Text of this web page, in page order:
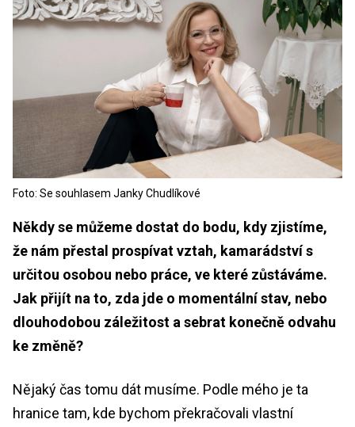
Foto: Se souhlasem Janky Chudlíkové
Někdy se můžeme dostat do bodu, kdy zjistíme,
že nám přestal prospívat vztah, kamarádství s
určitou osobou nebo práce, ve které zůstáváme.
Jak přijít na to, zda jde o momentální stav, nebo
dlouhodobou záležitost a sebrat konečně odvahu
ke změně?
Nějaký čas tomu dát musíme. Podle mého je ta
hranice tam, kde bychom překračovali vlastní